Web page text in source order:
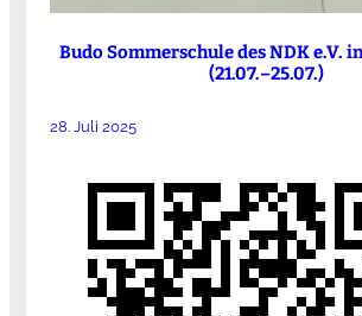
Budo Sommerschule des NDK e.V.
(21.07.–25.07.)
28. Juli 2025